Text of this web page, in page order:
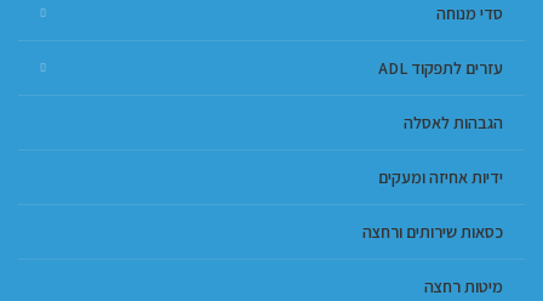
סדי מנוחה
עזרים לתפקוד ADL
הגבהות לאסלה
ידיות אחיזה ומעקים
כסאות שירותים ורחצה
מיטות רחצה